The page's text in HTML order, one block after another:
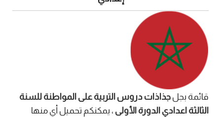
قائمة بجل جذاذات دروس التربية على المواطنة للسنة
الثالثة اعدادي الدورة الأولى ، يمكنكم تحميل أي منها